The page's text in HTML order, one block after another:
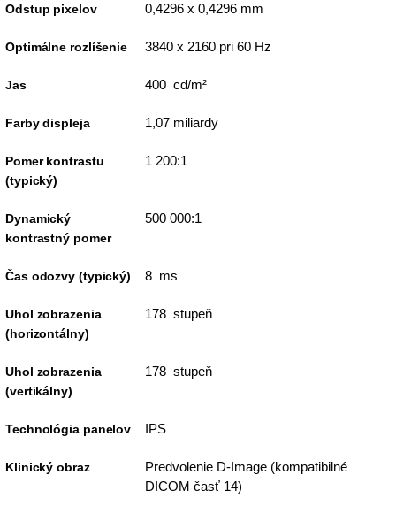
Odstup pixelov 0,4296 x 0,4296 mm
Optimálne rozlíšenie 3840 x 2160 pri 60 Hz
Jas 400 cd/m²
Farby displeja 1,07 miliardy
Pomer kontrastu
(typický)
1 200:1
Dynamický
kontrastný pomer
500 000:1
Čas odozvy (typický) 8 ms
Uhol zobrazenia
(horizontálny)
178 stupeň
Uhol zobrazenia
(vertikálny)
178 stupeň
Technológia panelov IPS
Klinický obraz
Predvolenie D-Image (kompatibilné
DICOM časť 14)